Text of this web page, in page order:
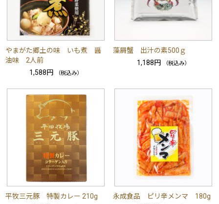
やまがた郷土の味 いも煮 醤
油味 2人前
1,588円
（税込み）
藻屑蟹 出汁の素500ｇ
1,188円
（税込み）
平牧三元豚 特製カレー 210g
永成食品 ピリ辛メンマ 180g